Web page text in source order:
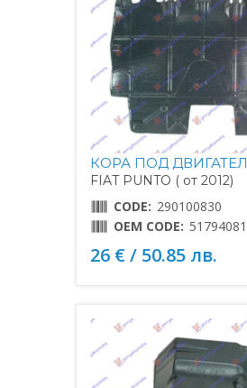
КОРА ПОД ДВИГАТЕЛ
FIAT PUNTO ( от 2012)
CODE: 290100830
OEM CODE: 51794081
26 € / 50.85 лв.